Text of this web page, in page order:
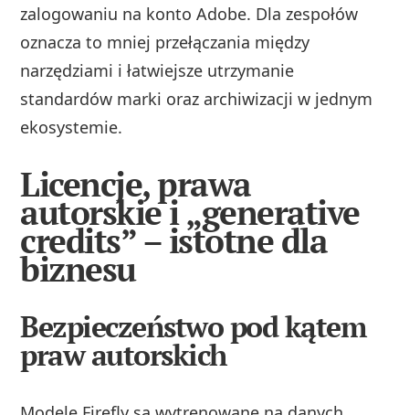
zalogowaniu na konto Adobe. Dla zespołów
oznacza to mniej przełączania między
narzędziami i łatwiejsze utrzymanie
standardów marki oraz archiwizacji w jednym
ekosystemie.
Licencje, prawa
autorskie i „generative
credits” – istotne dla
biznesu
Bezpieczeństwo pod kątem
praw autorskich